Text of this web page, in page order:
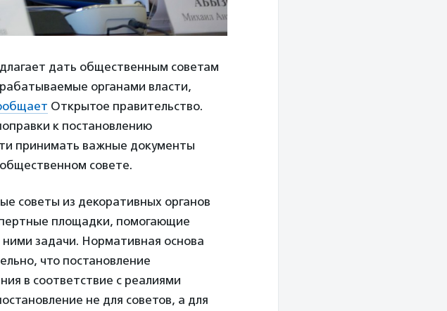
дать общественным советам
органами власти,
Открытое правительство.
к постановлению
принимать важные документы
совете.
советы из декоративных органов
площадки, помогающие
задачи. Нормативная основа
что постановление
в соответствие с реалиями
не для советов, а для